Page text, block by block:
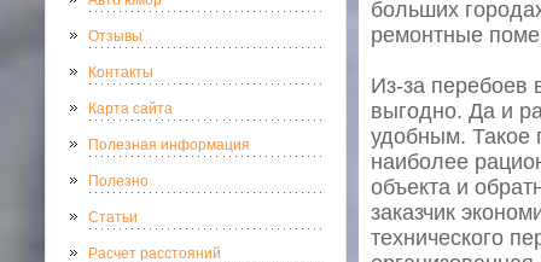
Отзывы
Контакты
Карта сайта
Полезная информация
Полезно
Статьи
Расчет расстояний
больших
ремонтные
Из-за перебоев
выгодно. Да и
удобным. Такое
наиболее
объекта и
заказчик
технического